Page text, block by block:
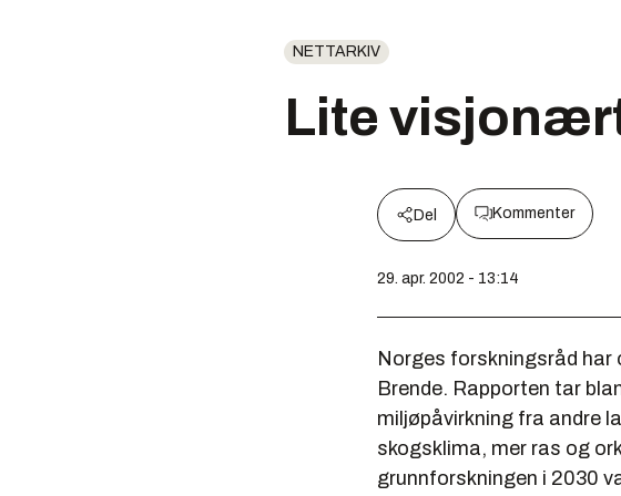
NETTARKIV
Lite
Del Kommenter
29. apr. 2002 - 13:14
Norges forskningsråd
Brende. Rapporten tar
miljøpåvirkning fra andre
skogsklima, mer ras og
grunnforskningen i 2030